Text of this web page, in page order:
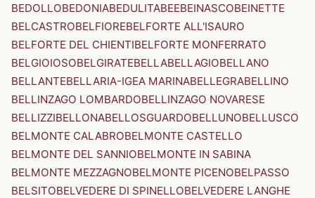
BEDOLLOBEDONIABEDULITABEEBEINASCOBEINETTE
BELCASTROBELFIOREBELFORTE ALL'ISAURO
BELFORTE DEL CHIENTIBELFORTE MONFERRATO
BELGIOIOSOBELGIRATEBELLABELLAGIOBELLANO
BELLANTEBELLARIA-IGEA MARINABELLEGRABELLINO
BELLINZAGO LOMBARDOBELLINZAGO NOVARESE
BELLIZZIBELLONABELLOSGUARDOBELLUNOBELLUSCO
BELMONTE CALABROBELMONTE CASTELLO
BELMONTE DEL SANNIOBELMONTE IN SABINA
BELMONTE MEZZAGNOBELMONTE PICENOBELPASSO
BELSITOBELVEDERE DI SPINELLOBELVEDERE LANGHE